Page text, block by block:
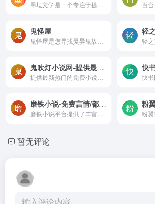
鬼怪屋
鬼吹灯小说网-提供最新热门的免费小说，玄幻小说、网游小说、言情小说、穿越小说、都市小说免费看。
磨铁小说-免费言情/都市/玄幻小说无弹窗阅读
暂无评论